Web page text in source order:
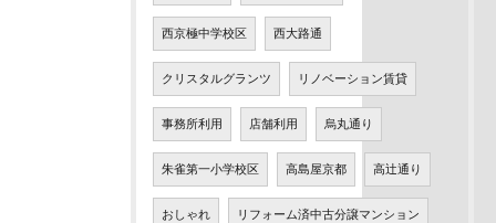
西京極中学校区 西大路通
クリスタルグランツ リノベーション賃貸
事務所利用 店舗利用 烏丸通り
朱雀第一小学校区 高島屋京都 高辻通り
おしゃれ リフォーム済中古分譲マンション